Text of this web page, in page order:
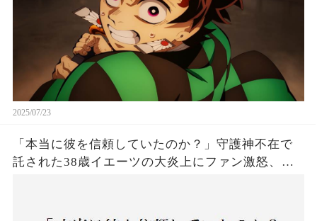
2025/07/23
「本当に彼を信頼していたのか？」守護神不在で
託された38歳イエーツの大炎上にファン激怒、ド